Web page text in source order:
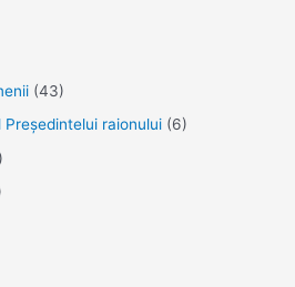
(43)
raionului (6)